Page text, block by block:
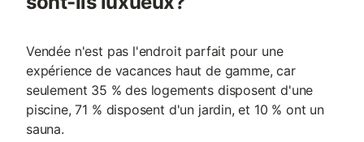
Vendée n'est pas l'endroit parfait pour une
expérience de vacances haut de gamme, car
seulement 35 % des logements disposent d'une
piscine, 71 % disposent d'un jardin, et 10 % ont un
sauna.